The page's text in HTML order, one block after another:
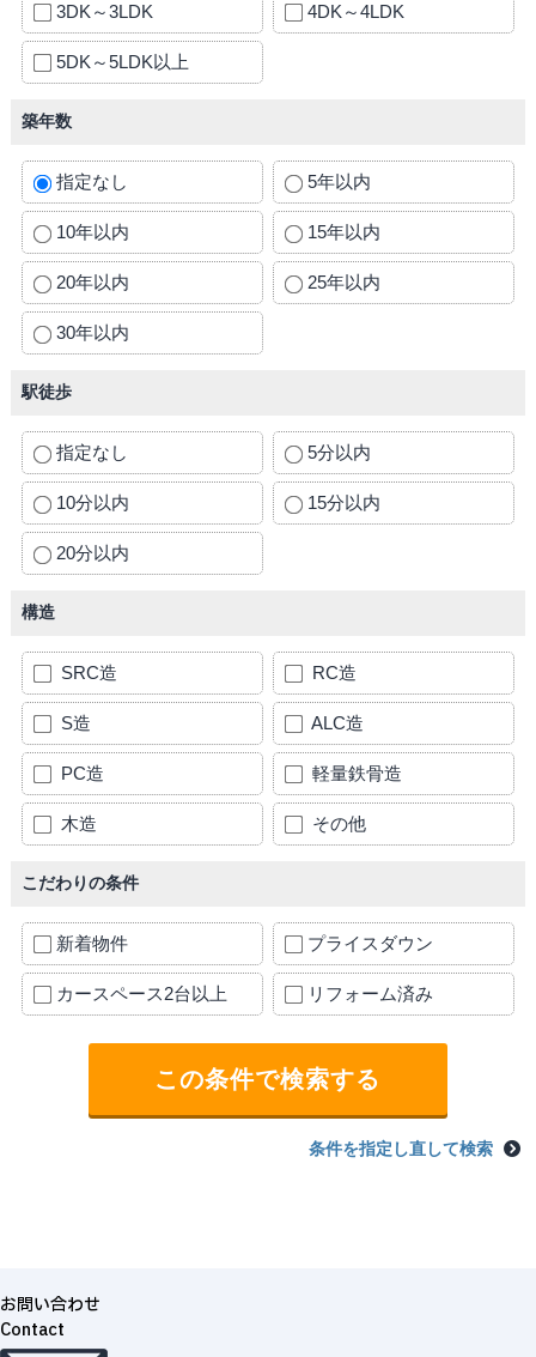
3DK～3LDK 4DK～4LDK
5DK～5LDK以上
築年数
指定なし 5年以内
10年以内 15年以内
20年以内 25年以内
30年以内
駅徒歩
指定なし 5分以内
10分以内 15分以内
20分以内
構造
SRC造 RC造
S造 ALC造
PC造 軽量鉄骨造
木造 その他
こだわりの条件
新着物件 プライスダウン
カースペース2台以上 リフォーム済み
条件を指定し直して検索
お問い合わせ
Contact